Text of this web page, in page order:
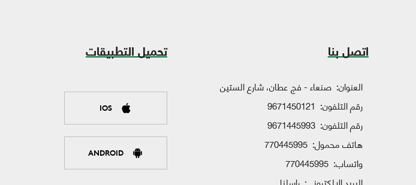
اتصل بنا
العنوان: صنعاء - فج عطان، شارع الستين
رقم التلفون: 9671450121
رقم التلفون: 9671445993
هاتف محمول: 770445995
واتساب: 770445995
تحميل التطبيقات
IOS
ANDROID